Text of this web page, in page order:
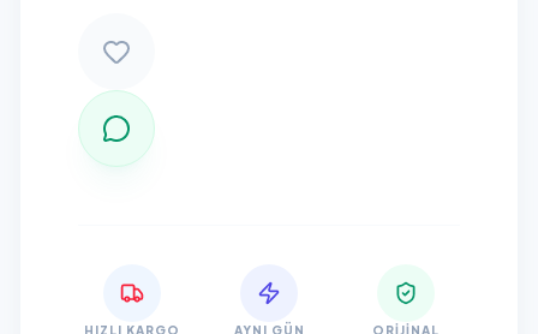
HIZLI KARGO
AYNI GÜN
ORIJINAL